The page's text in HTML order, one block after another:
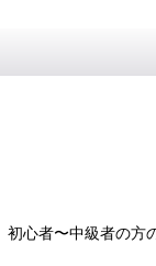
心者〜中級者の